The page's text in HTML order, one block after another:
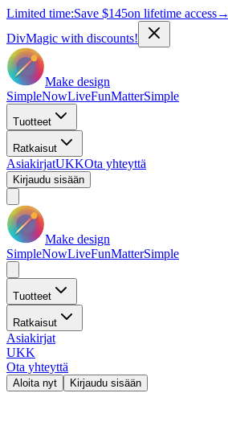
Limited time:Save $145on lifetime access→
DivMagic with discounts!
Make design
SimpleNowLiveFunMatterSimple
Tuotteet
Ratkaisut
AsiakirjatUKKOta yhteyttä
Kirjaudu sisään
Make design
SimpleNowLiveFunMatterSimple
Tuotteet
Ratkaisut
Asiakirjat
UKK
Ota yhteyttä
Aloita nyt Kirjaudu sisään